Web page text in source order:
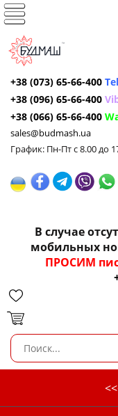
+38 (073) 65-66-400
+38 (096) 65-66-400
+38 (066) 65-66-400
sales@budmash.ua
График: Пн-Пт с 8.00 до
В случае
мобильных
ПРОСИМ